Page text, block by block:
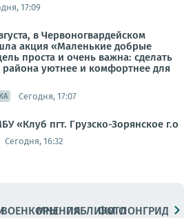
17:09
в Червоногвардейском
акция «Маленькие добрые
проста и очень важна: сделать
уютнее и комфортнее для
Сегодня, 17:07
«Клуб пгт. Грузско-Зорянское г.о
Сегодня, 16:32
ВОЕНКОРЫМНЕНИЯПАБЛИКИ
ФОТОЛОНГРИДЫ